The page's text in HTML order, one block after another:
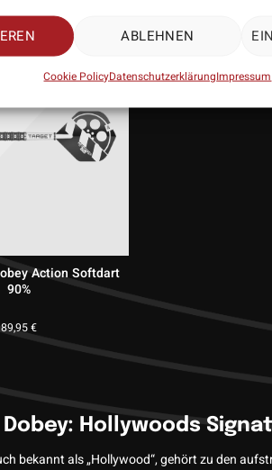
ABLEHNEN
Cookie PolicyDatenschutzerklärungImpressum
Action Softdart
90%
89,95€
Dobey: Hollywoods
bekannt als „Hollywood“, gehört zu den